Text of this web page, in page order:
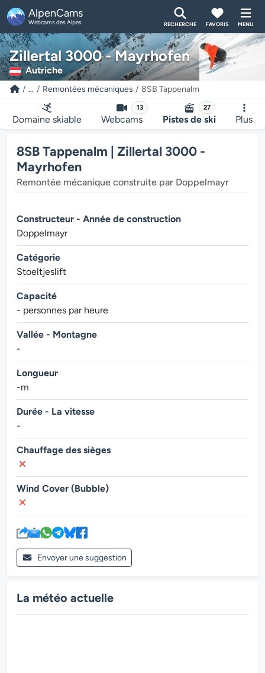
AlpenCams
Webcams des Alpes RECHERCHE FAVORIS MENU
Zillertal 3000 - Mayrhofen
Autriche
... Remontées mécaniques 8SB Tappenalm
Domaine skiable
13
Webcams
27
Pistes de ski Plus
8SB Tappenalm | Zillertal 3000 -
Mayrhofen
Remontée mécanique construite par Doppelmayr
Constructeur - Année de construction
Doppelmayr
Catégorie
Stoeltjeslift
Capacité
- personnes par heure
Vallée - Montagne
-
Longueur
-m
Durée - La vitesse
-
Chauffage des sièges
Wind Cover (Bubble)
Envoyer une suggestion
La météo actuelle